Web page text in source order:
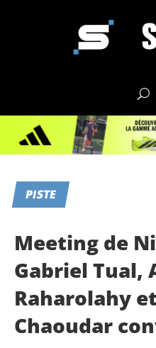
PISTE
Meeting de
Gabriel Tual,
Raharolahy
Chaoudar